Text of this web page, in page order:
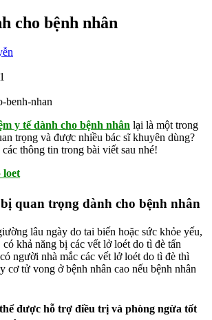
cho bệnh nhân
y tế dành cho bệnh nhân lại là một trong
trọng và được nhiều bác sĩ khuyên dùng?
thông tin trong bài viết sau nhé!
loet
quan trọng dành cho bệnh nhân
lâu ngày do tai biến hoặc sức khỏe yếu,
khả năng bị các vết lở loét do tì đè tấn
người nhà mắc các vết lở loét do tì đè thì
cơ tử vong ở bệnh nhân cao nếu bệnh nhân
được hỗ trợ điều trị và phòng ngừa tốt